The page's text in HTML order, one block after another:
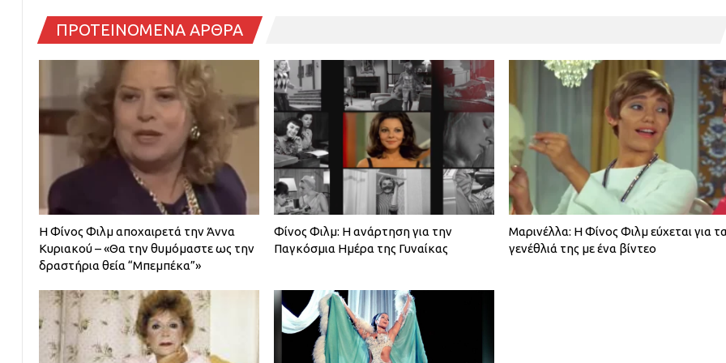
ΠΡΟΤΕΙΝΟΜΕΝΑ ΑΡΘΡΑ
H Φίνος Φιλμ αποχαιρετά την Άννα
Κυριακού – «Θα την θυμόμαστε ως την
δραστήρια θεία “Μπεμπέκα”»
Φίνος Φιλμ: Η ανάρτηση για την
Παγκόσμια Ημέρα της Γυναίκας
Μαρινέλλα: Η Φίνος Φιλμ εύχεται για
γενέθλιά της με ένα βίντεο